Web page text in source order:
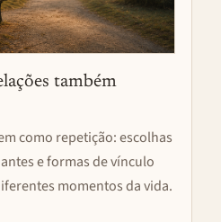
também
como repetição: escolhas
e formas de vínculo
momentos da vida.